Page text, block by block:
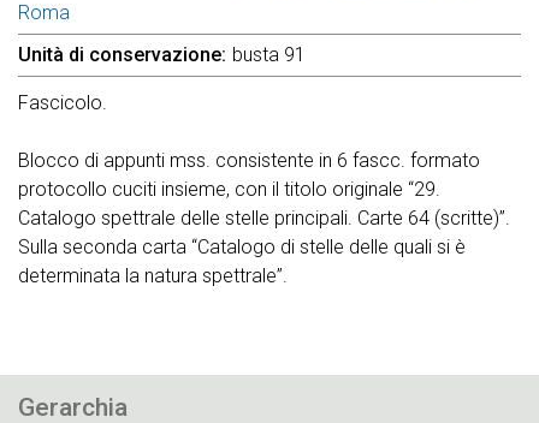
Roma
Unità di conservazione busta 91
Fascicolo.
Blocco di appunti mss. consistente in 6 fascc. formato
protocollo cuciti insieme, con il titolo originale “29.
Catalogo spettrale delle stelle principali. Carte 64 (scritte)”.
Sulla seconda carta “Catalogo di stelle delle quali si è
determinata la natura spettrale”.
Gerarchia